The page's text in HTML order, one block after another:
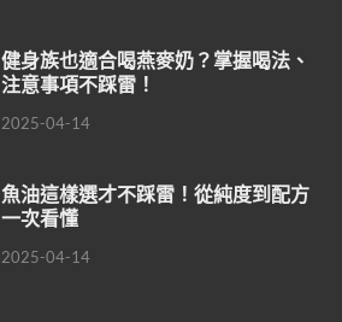
健身族也適合喝燕麥奶？掌握喝法、
注意事項不踩雷！
2025-04-14
魚油這樣選才不踩雷！從純度到配方
一次看懂
2025-04-14